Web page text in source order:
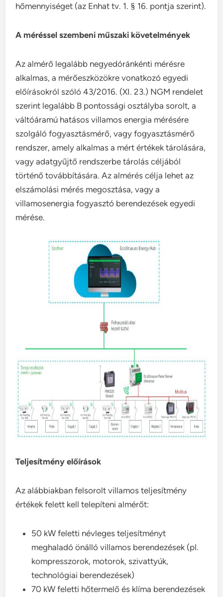
hőmennyiséget (az Enhat tv. 1. § 16. pontja szerint).
A méréssel szembeni műszaki követelmények
Az almérő legalább negyedóránkénti mérésre
alkalmas, a mérőeszközökre vonatkozó egyedi
előírásokról szóló 43/2016. (XI. 23.) NGM rendelet
szerint legalább B pontossági osztályba sorolt, a
váltóáramú hatásos villamos energia mérésére
szolgáló fogyasztásmérő, vagy fogyasztásmérő
rendszer, amely alkalmas a mért értékek tárolására,
vagy adatgyűjtő rendszerbe tárolás céljából
történő továbbítására. Az almérés célja lehet az
elszámolási mérés megosztása, vagy a
villamosenergia fogyasztó berendezések egyedi
mérése.
Teljesítmény előírások
Az alábbiakban felsorolt villamos teljesítmény
értékek felett kell telepíteni almérőt:
50 kW feletti névleges teljesítményt
meghaladó önálló villamos berendezések (pl.
kompresszorok, motorok, szivattyúk,
technológiai berendezések)
70 kW feletti hőtermelő és klíma berendezések